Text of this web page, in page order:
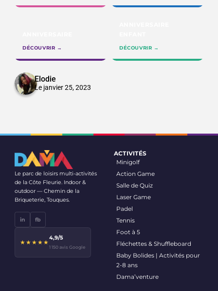
DÉCOUVRIR → DÉCOUVRIR →
Elodie
Le janvier 25, 2023
Le parc de loisirs multi-activités
de la Côte Fleurie. Indoor &
outdoor — Chemin de la
Briqueterie, Touques.
in fb
★★★★★
4,9/5
1 150 avis Google
ACTIVITÉS
Minigolf
Action Game
Salle de Quiz
Laser Game
Padel
Tennis
Foot à 5
Fléchettes & Shuffleboard
Baby Bolides | Activités pour
2-8 ans
Dama’venture